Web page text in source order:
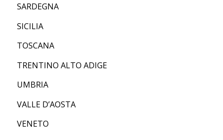
SARDEGNA
SICILIA
TOSCANA
TRENTINO ALTO ADIGE
UMBRIA
VALLE D’AOSTA
VENETO